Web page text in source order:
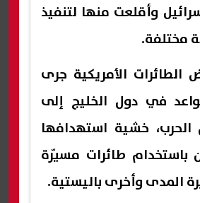
وأقلعت منها لتنفيذ
مختلفة.
الأمريكية جرى
في دول الخليج إلى
الحرب، خشية استهدافها
باستخدام طائرات مسيّرة
المدى وأخرى باليستية.